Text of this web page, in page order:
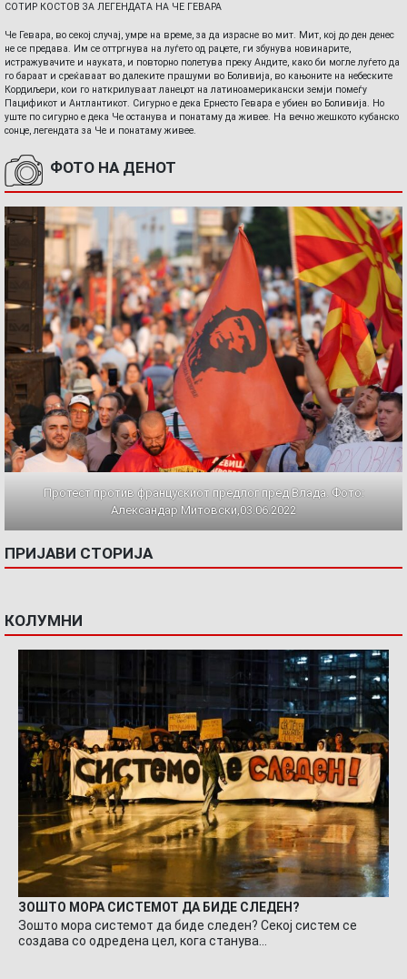
СОТИР КОСТОВ ЗА ЛЕГЕНДАТА НА ЧЕ ГЕВАРА
Че Гевара, во секој случај, умре на време, за да израсне во мит. Мит, кој до ден денес
не се предава. Им се оттргнува на луѓето од рацете, ги збунува новинарите,
истражувачите и науката, и повторно полетува преку Андите, како би могле луѓето да
го бараат и среќаваат во далеките прашуми во Боливија, во кањоните на небеските
Кордиљери, кои го наткрилуваат ланецот на латиноамерикански земји помеѓу
Пацификот и Антлантикот. Сигурно е дека Ернесто Гевара е убиен во Боливија. Но
уште по сигурно е дека Че останува и понатаму да живее. На вечно жешкото кубанско
сонце, легендата за Че и понатаму живее.
ФОТО НА ДЕНОТ
Протест против францускиот предлог пред Влада. Фото:
Александар Митовски,03.06.2022
ПРИЈАВИ СТОРИЈА
КОЛУМНИ
ЗОШТО МОРА СИСТЕМОТ ДА БИДЕ СЛЕДЕН?
Зошто мора системот да биде следен? Секој систем се
создава со одредена цел, кога станува…